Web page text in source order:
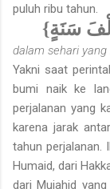
puluh ribu tahun.
سَنَةٍ}
dalam sehari
Yakni saat
bumi naik ke
perjalanan yang
karena jarak
tahun perjalanan.
Humaid, dari
dari Mujahid